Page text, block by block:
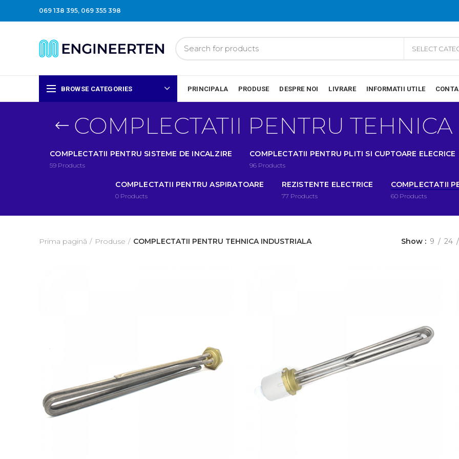
069 138 395, 069 355 398
SELECT
BROWSE CATEGORIES PRINCIPALA PRODUSE DESPRE NOI LIVRARE INFORMATII UTILE
COMPLECTATII PENTRU
COMPLECTATII PENTRU SISTEME DE INCALZIRE
59 Products
COMPLECTATII PENTRU PLITI SI CUPTOARE ELECRICE
96 Products
COMPLECTATII PENTRU ASPIRATOARE
0 Products
REZISTENTE ELECTRICE
77 Products
COMPLECTATII
60 Products
Prima pagină Produse COMPLECTATII PENTRU TEHNICA INDUSTRIALA Show 9 24